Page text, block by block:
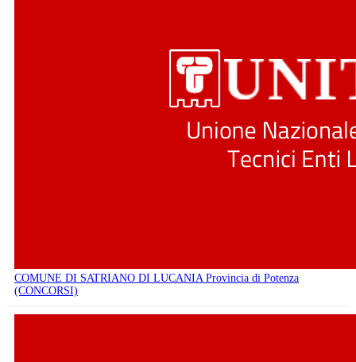
COMUNE DI SATRIANO DI LUCANIA Provincia di Potenza
(CONCORSI)